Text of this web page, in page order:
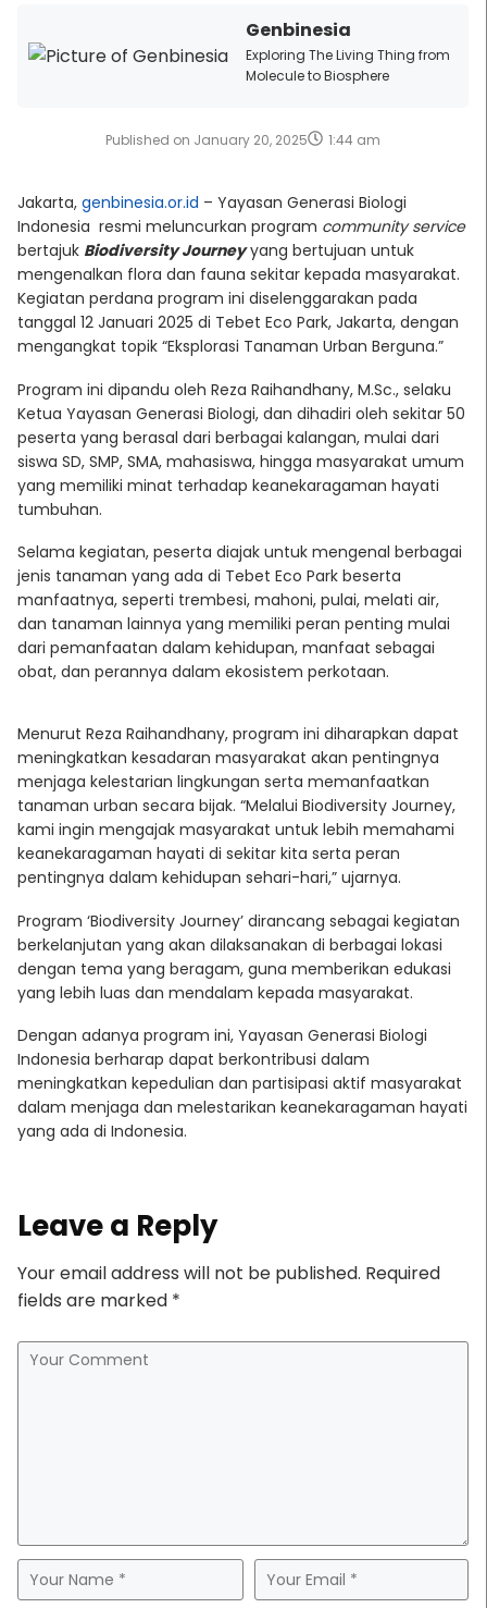
Genbinesia
Exploring The Living Thing from
Molecule to Biosphere
Published on January 20, 2025 1:44 am
Jakarta, genbinesia.or.id – Yayasan Generasi Biologi
Indonesia resmi meluncurkan program community service
bertajuk Biodiversity Journeyyang bertujuan untuk
mengenalkan flora dan fauna sekitar kepada masyarakat.
Kegiatan perdana program ini diselenggarakan pada
tanggal 12 Januari 2025 di Tebet Eco Park, Jakarta, dengan
mengangkat topik “Eksplorasi Tanaman Urban Berguna.”
Program ini dipandu oleh Reza Raihandhany, M.Sc., selaku
Ketua Yayasan Generasi Biologi, dan dihadiri oleh sekitar 50
peserta yang berasal dari berbagai kalangan, mulai dari
siswa SD, SMP, SMA, mahasiswa, hingga masyarakat umum
yang memiliki minat terhadap keanekaragaman hayati
tumbuhan.
Selama kegiatan, peserta diajak untuk mengenal berbagai
jenis tanaman yang ada di Tebet Eco Park beserta
manfaatnya, seperti trembesi, mahoni, pulai, melati air,
dan tanaman lainnya yang memiliki peran penting mulai
dari pemanfaatan dalam kehidupan, manfaat sebagai
obat, dan perannya dalam ekosistem perkotaan.
Menurut Reza Raihandhany, program ini diharapkan dapat
meningkatkan kesadaran masyarakat akan pentingnya
menjaga kelestarian lingkungan serta memanfaatkan
tanaman urban secara bijak. “Melalui Biodiversity Journey,
kami ingin mengajak masyarakat untuk lebih memahami
keanekaragaman hayati di sekitar kita serta peran
pentingnya dalam kehidupan sehari-hari,” ujarnya.
Program ‘Biodiversity Journey’ dirancang sebagai kegiatan
berkelanjutan yang akan dilaksanakan di berbagai lokasi
dengan tema yang beragam, guna memberikan edukasi
yang lebih luas dan mendalam kepada masyarakat.
Dengan adanya program ini, Yayasan Generasi Biologi
Indonesia berharap dapat berkontribusi dalam
meningkatkan kepedulian dan partisipasi aktif masyarakat
dalam menjaga dan melestarikan keanekaragaman hayati
yang ada di Indonesia.
Leave a Reply
Your email address will not be published. Required
fields are marked *